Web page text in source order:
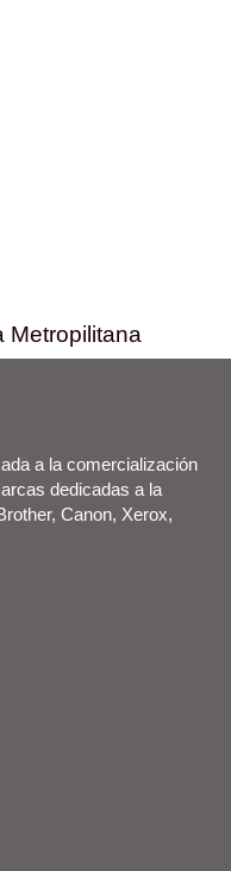
Metropilitana
a la comercialización
dedicadas a la
Canon, Xerox,